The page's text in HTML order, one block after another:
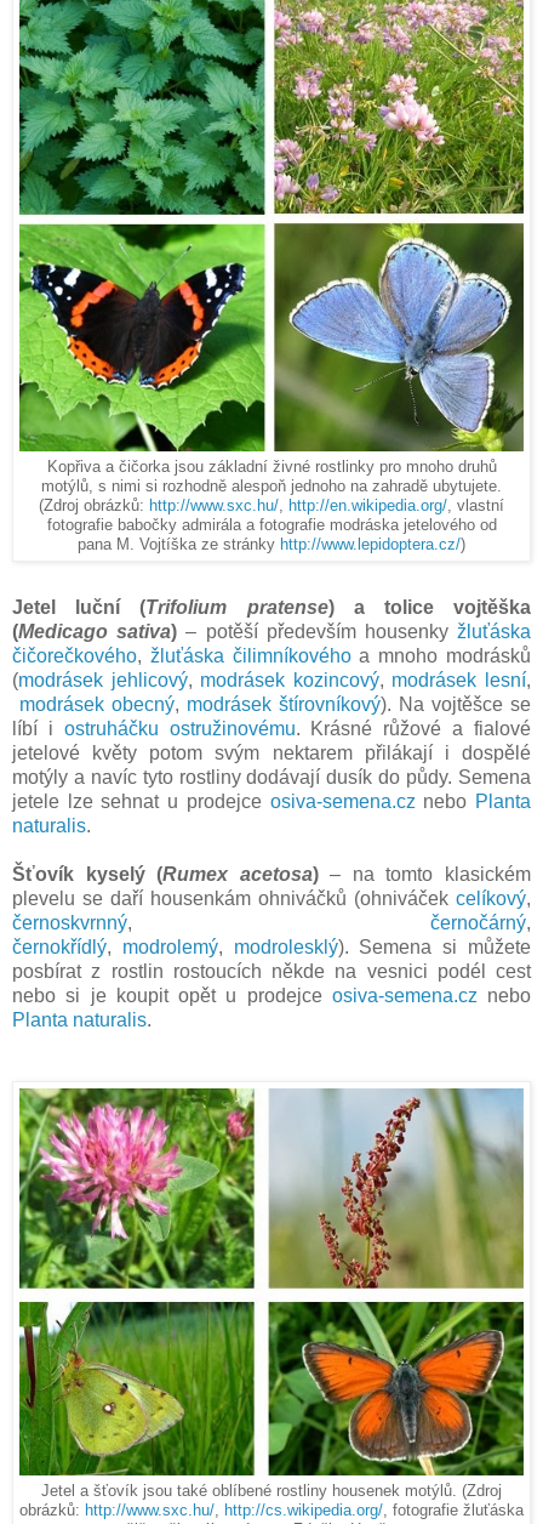
Kopřiva a čičorka jsou základní živné rostlinky pro mnoho druhů
motýlů, s nimi si rozhodně alespoň jednoho na zahradě ubytujete.
(Zdroj obrázků: http://www.sxc.hu/ http://en.wikipedia.org/ , vlastní
fotografie babočky admirála a fotografie modráska jetelového od
pana M. Vojtíška ze stránky http://www.lepidoptera.cz/)
Jetel luční (Trifolium pratense) a tolice vojtěška
(Medicago sativa) – potěší především housenkyžluťáska
čičorečkového, žluťáska čilimníkovéhoa mnoho modrásků
(modrásek jehlicový, modrásek kozincový, modrásek lesní,
modrásek obecný, modrásek štírovníkový). Na vojtěšce se
líbí i ostruháčku ostružinovému. Krásné růžové a fialové
jetelové květy potom svým nektarem přilákají i dospělé
motýly a navíc tyto rostliny dodávají dusík do půdy. Semena
jetele lze sehnat u prodejce osiva-semena.cz nebo Planta
naturalis.
Šťovík kyselý (Rumex acetosa)– na tomto klasickém
plevelu se daří housenkám ohniváčků (ohniváček celíkový,
černoskvrnný, černočárný,
černokřídlý, modrolemý, modrolesklý). Semena si můžete
posbírat z rostlin rostoucích někde na vesnici podél cest
nebo si je koupit opět u prodejce osiva-semena.cz nebo
Planta naturalis.
Jetel a šťovík jsou také oblíbené rostliny housenek motýlů. (Zdroj
obrázků: http://www.sxc.hu/ http://cs.wikipedia.org/ , fotografie žluťáska